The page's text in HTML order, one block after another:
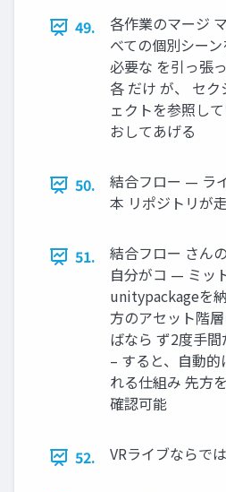
49.
各作業のマージ
べての個別シーン
必要な を引っ張
各 だけ が、 セ
ェクトを参照し
おしてあげる
50.
結合フロー — ラ
本 リポジトリが
51.
結合フロー さん
自分がコ — ミッ
unitypackageを
方のアセット階
ばなら ず2度手
– すると、自動
れる仕組み 先方
確認可能
52. VRライブならで